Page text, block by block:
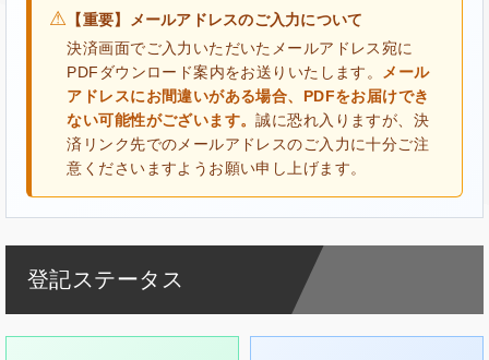
⚠ 【重要】メールアドレスのご入力について
決済画面でご入力いただいたメールアドレス宛に
PDFダウンロード案内をお送りいたします。
メール
アドレスにお間違いがある場合、PDFをお届けでき
ない可能性がございます。誠に恐れ入りますが、決
済リンク先でのメールアドレスのご入力に十分ご注
意くださいますようお願い申し上げます。
登記ステータス